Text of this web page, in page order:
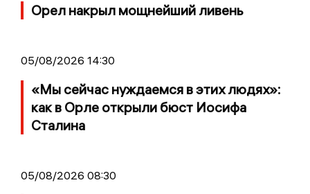
Орел накрыл мощнейший ливень
05/08/2026 14:30
«Мы сейчас нуждаемся в этих людях»:
как в Орле открыли бюст Иосифа
Сталина
05/08/2026 08:30